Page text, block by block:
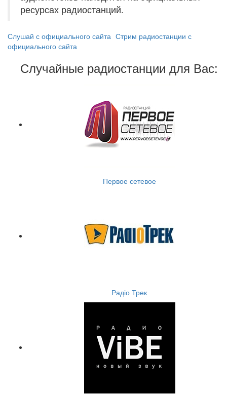
ресурсах радиостанций.
Слушай с официального сайта Стрим радиостанции с
официального сайта
Случайные радиостанции для Вас:
Первое сетевое
Радіо Трек